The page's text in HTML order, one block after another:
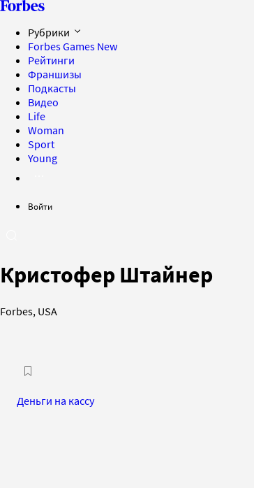
Рубрики
Forbes Games New
Рейтинги
Франшизы
Подкасты
Видео
Life
Woman
Sport
Young
Войти
Кристофер Штайнер
Forbes, USA
Деньги на кассу